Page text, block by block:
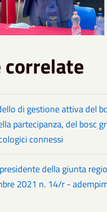
di gestione attiva del
partecipanza, del bosc
connessi
della giunta
2021 n. 14/r -